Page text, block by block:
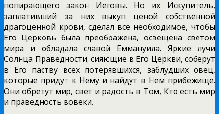
попирающего закон Иеговы. Но их Искупитель,
заплативший за них выкуп ценой собственной
драгоценной крови, сделал все необходимое, чтобы
Его Церковь была преображена, освещена светом
мира и обладала славой Еммануила. Яркие лучи
Солнца Праведности, сияющие в Его Церкви, соберут
в Его паству всех потерявшихся, заблудших овец,
которые придут к Нему и найдут в Нем прибежище.
Они обретут мир, свет и радость в Том, Кто есть мир
и праведность вовеки.